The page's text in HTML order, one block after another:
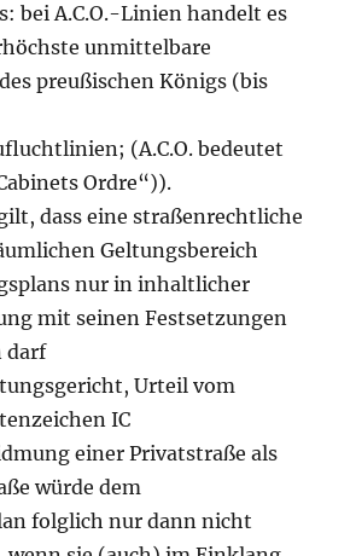
bei A.C.O.-Linien handelt es
unmittelbare
preußischen Königs (bis
(A.C.O. bedeutet
Ordre“)).
dass eine straßenrechtliche
Geltungsbereich
nur in inhaltlicher
mit seinen Festsetzungen
darf
Urteil vom
IC
einer Privatstraße als
würde dem
folglich nur dann nicht